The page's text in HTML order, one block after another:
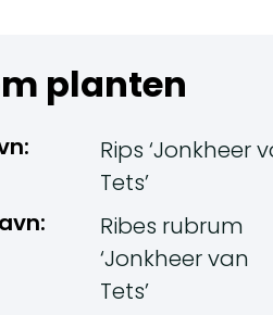
planten
Rips ‘Jonkheer
Tets’
Ribes rubrum
‘Jonkheer van
Tets’